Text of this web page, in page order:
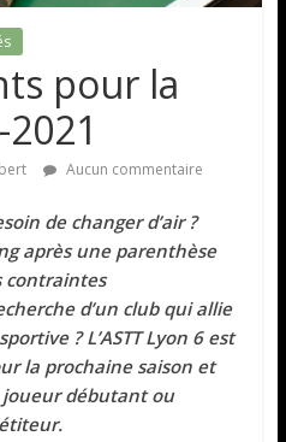
pour la
Aucun commentaire
de changer d’air ?
après une parenthèse
contraintes
d’un club qui allie
? L’ASTT Lyon 6 est
la prochaine saison et
joueur débutant ou